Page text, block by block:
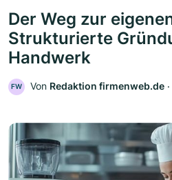
Der Weg zur
Strukturierte
Handwerk
FW Von Redaktion firmenweb.de ‧